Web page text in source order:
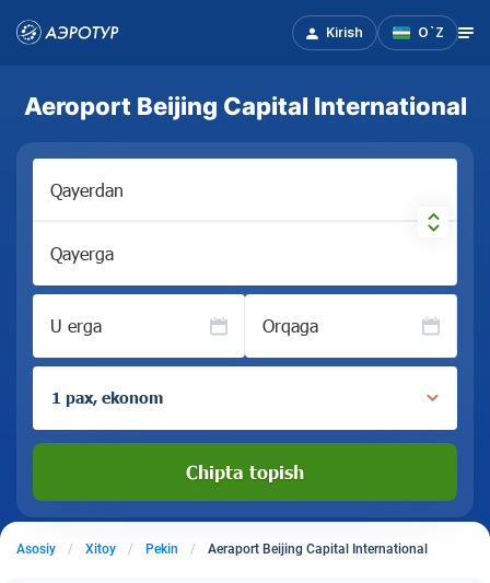
Kirish O`Z
Aeroport Beijing Capital International
Qayerdan
Qayerga
U erga Orqaga
1 pax, ekonom
Chipta topish
Asosiy Xitoy Pekin Aeraport Beijing Capital International